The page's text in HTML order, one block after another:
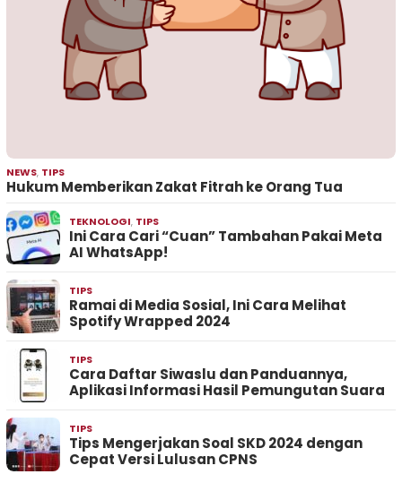
NEWS, TIPS
Hukum Memberikan Zakat Fitrah ke Orang Tua
TEKNOLOGI, TIPS
Ini Cara Cari “Cuan” Tambahan Pakai Meta
AI WhatsApp!
TIPS
Ramai di Media Sosial, Ini Cara Melihat
Spotify Wrapped 2024
TIPS
Cara Daftar Siwaslu dan Panduannya,
Aplikasi Informasi Hasil Pemungutan Suara
TIPS
Tips Mengerjakan Soal SKD 2024 dengan
Cepat Versi Lulusan CPNS